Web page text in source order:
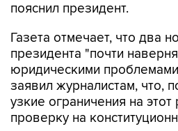
Газета отмечает, что два
юридическими
заявил журналистам, что,
узкие ограничения на этот
проверку на
30 июня Верховный суд